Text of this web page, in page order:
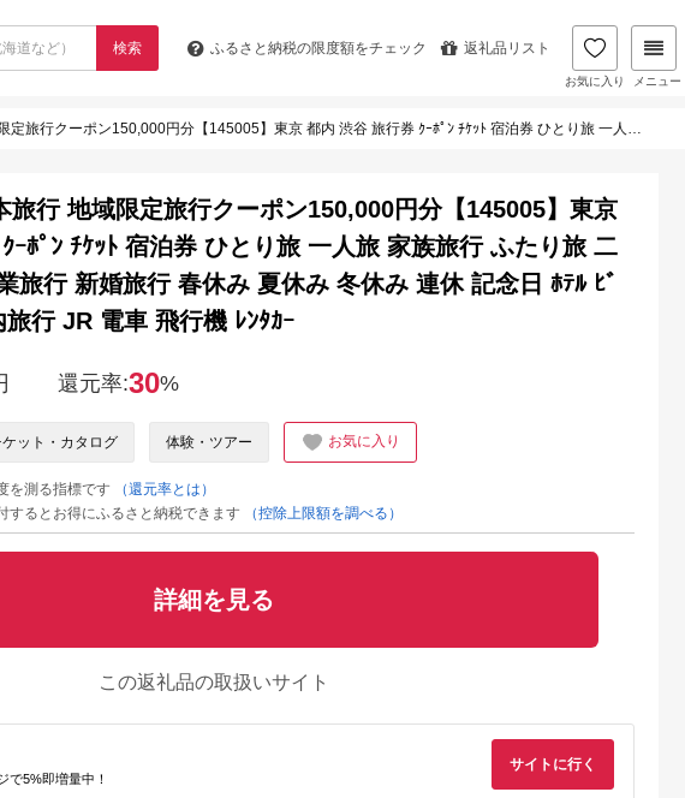
検索 ふるさと納税の限度額をチェック 返礼品リスト
お気に入り メニュー
】東京 都内 渋谷 旅行券 ｸｰﾎﾟﾝ ﾁｹｯﾄ 宿泊券 ひとり旅 一人旅 家族旅行 ふたり旅 二人旅 友達旅行 卒業旅行 新婚旅行 春休み 夏休み 冬休み 連休 記念日 ﾎﾃﾙ ﾋﾞｼﾞﾈｽﾎﾃﾙ 旅館 国内旅行 JR 電車 飛行機 ﾚﾝﾀｶｰ
旅行 地域限定旅行クーポン150,000円分【145005】東京
ｰﾎﾟﾝ ﾁｹｯﾄ 宿泊券 ひとり旅 一人旅 家族旅行 ふたり旅 二
旅行 新婚旅行 春休み 夏休み 冬休み 連休 記念日 ﾎﾃﾙ ﾋﾞ
旅行 JR 電車 飛行機 ﾚﾝﾀｶｰ
還元率:30%
ット・カタログ 体験・ツアー お気に入り
を測る指標です
（還元率とは）
るとお得にふるさと納税できます
（控除上限額を調べる）
詳細を見る
この返礼品の取扱いサイト
で5%即増量中！
サイトに行く